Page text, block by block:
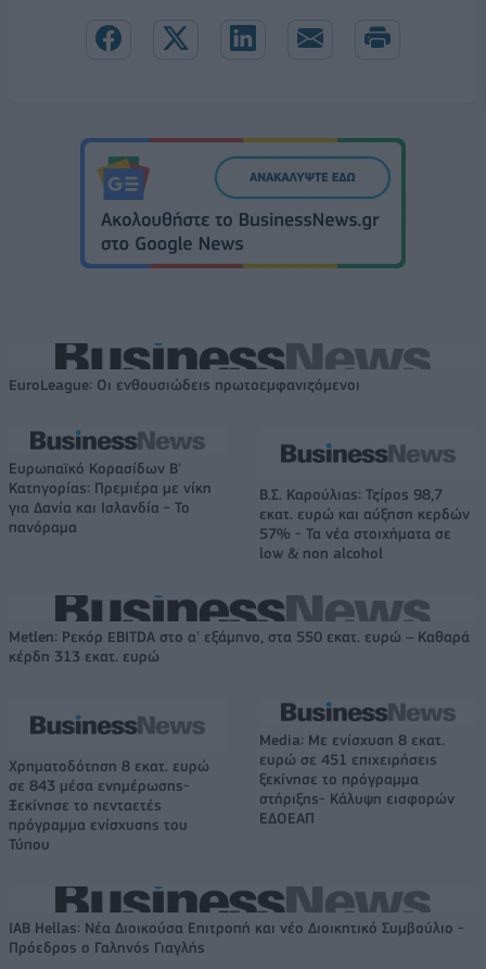
EuroLeague: Οι ενθουσιώδεις πρωτοεμφανιζόμενοι
Ευρωπαϊκό Κορασίδων Β'
Κατηγορίας: Πρεμιέρα με νίκη
για Δανία και Ισλανδία - Το
πανόραμα
Β.Σ. Καρούλιας: Τζίρος 98,7
εκατ. ευρώ και αύξηση κερδών
57% - Τα νέα στοιχήματα σε
low & non alcohol
Metlen: Ρεκόρ EBITDA στο α' εξάμηνο, στα 550 εκατ. ευρώ – Καθαρά
κέρδη 313 εκατ. ευρώ
Χρηματοδότηση 8 εκατ. ευρώ
σε 843 μέσα ενημέρωσης-
Ξεκίνησε το πενταετές
πρόγραμμα ενίσχυσης του
Τύπου
Media: Με ενίσχυση 8 εκατ.
ευρώ σε 451 επιχειρήσεις
ξεκίνησε το πρόγραμμα
στήριξης- Κάλυψη εισφορών
ΕΔΟΕΑΠ
IAB Hellas: Νέα Διοικούσα Επιτροπή και νέο Διοικητικό Συμβούλιο -
Πρόεδρος ο Γαληνός Γιαγλής